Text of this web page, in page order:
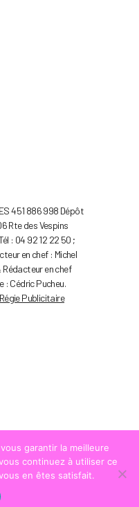
451 886 998 Dépôt
Rte des Vespins
: 04 92 12 22 50 ;
en chef : Michel
en chef
: Cédric Pucheu.
Publicitaire
garantir la meilleure
continuez à utiliser ce
en êtes satisfait.